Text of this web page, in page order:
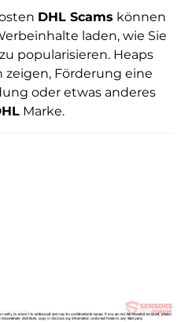
DHL Scams können
laden, wie Sie
popularisieren. Heaps
Förderung eine
oder etwas anderes
Marke.